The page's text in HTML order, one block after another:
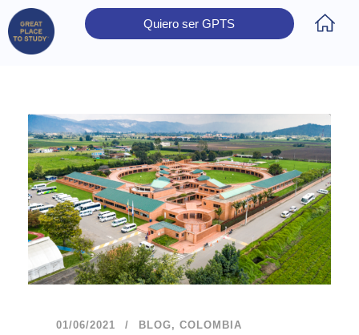
Quiero ser GPTS
01/06/2021 BLOG, COLOMBIA